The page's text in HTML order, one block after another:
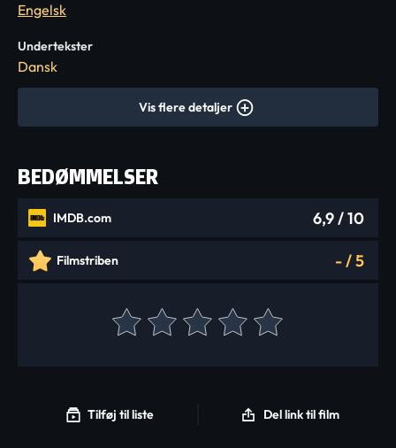
Engelsk
Undertekster
Dansk
Vis flere detaljer
BEDØMMELSER
IMDB.com 6,9/ 10
Filmstriben -/5
Tilføj til liste Del link til film